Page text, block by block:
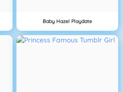
Baby Hazel Playdate